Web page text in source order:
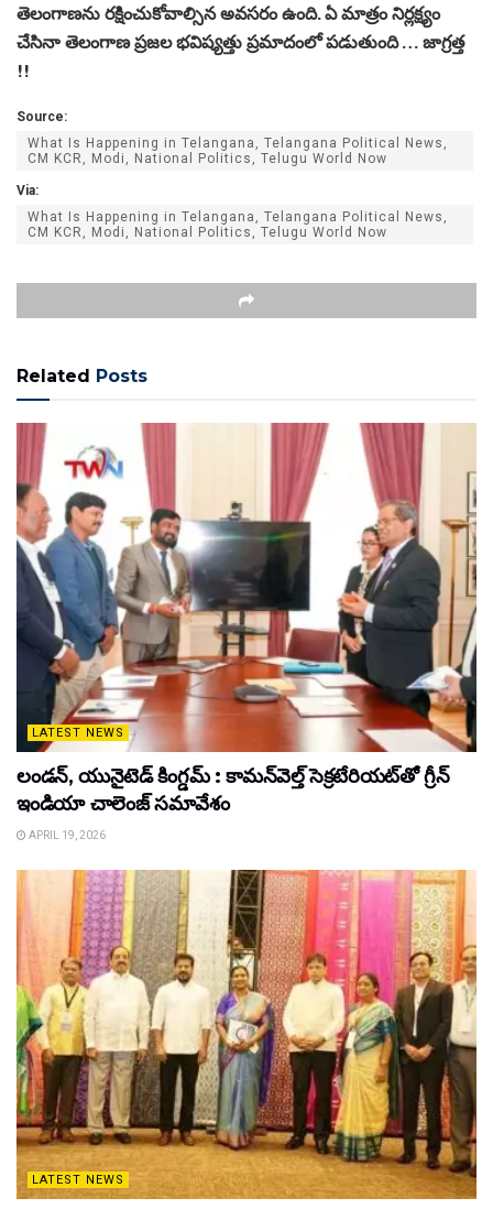
తెలంగాణను రక్షించుకోవాల్సిన అవసరం ఉంది. ఏ మాత్రం నిర్లక్ష్యం
చేసినా తెలంగాణ ప్రజల భవిష్యత్తు ప్రమాదంలో పడుతుంది … జాగ్రత్త
!!
Source:
What Is Happening in Telangana, Telangana Political News,
CM KCR, Modi, National Politics, Telugu World Now
Via:
What Is Happening in Telangana, Telangana Political News,
CM KCR, Modi, National Politics, Telugu World Now
Related Posts
LATEST NEWS
లండన్, యునైటెడ్ కింగ్డమ్ : కామన్‌వెల్త్ సెక్రటేరియట్‌తో గ్రీన్
ఇండియా చాలెంజ్ సమావేశం
APRIL 19, 2026
LATEST NEWS